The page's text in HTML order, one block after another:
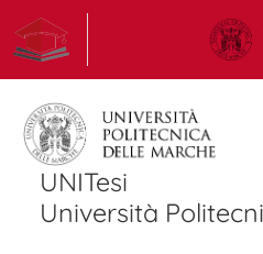
UNITesi
Università